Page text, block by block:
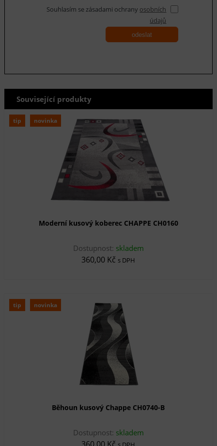
Souhlasím se zásadami ochrany osobních
údajů
odeslat
Související produkty
tip novinka
Moderní kusový koberec CHAPPE CH0160
Dostupnost: skladem
360,00 Kč s DPH
tip novinka
Běhoun kusový Chappe CH0740-B
Dostupnost: skladem
360,00 Kč